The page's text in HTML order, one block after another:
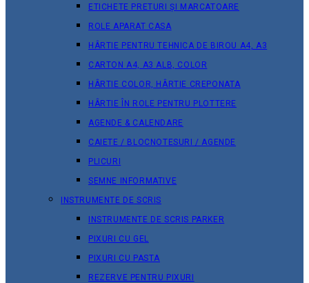
ETICHETE PRETURI ȘI MARCATOARE
ROLE APARAT CASA
HÂRTIE PENTRU TEHNICA DE BIROU A4, A3
CARTON A4, A3 ALB, COLOR
HÂRTIE COLOR, HÂRTIE CREPONATA
HÂRTIE ÎN ROLE PENTRU PLOTTERE
AGENDE & CALENDARE
CAIETE / BLOCNOTESURI / AGENDE
PLICURI
SEMNE INFORMATIVE
INSTRUMENTE DE SCRIS
INSTRUMENTE DE SCRIS PARKER
PIXURI CU GEL
PIXURI CU PASTA
REZERVE PENTRU PIXURI